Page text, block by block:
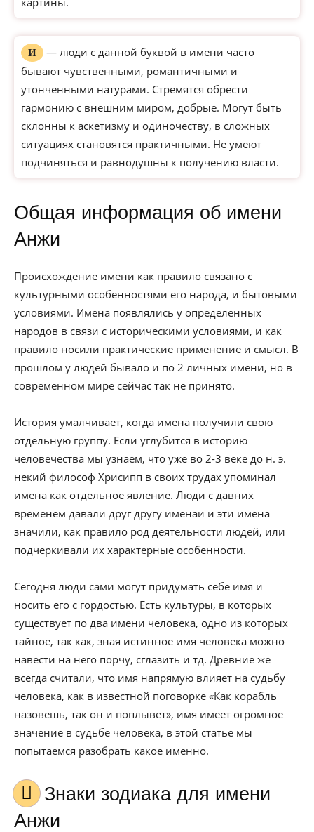
И
— люди с данной буквой в имени часто
бывают чувственными, романтичными и
утонченными натурами. Стремятся обрести
гармонию с внешним миром, добрые. Могут быть
склонны к аскетизму и одиночеству, в сложных
ситуациях становятся практичными. Не умеют
подчиняться и равнодушны к получению власти.
Общая информация об имени
Анжи
Происхождение имени как правило связано с
культурными особенностями его народа, и бытовыми
условиями. Имена появлялись у определенных
народов в связи с историческими условиями, и как
правило носили практические применение и смысл. В
прошлом у людей бывало и по 2 личных имени, но в
современном мире сейчас так не принято.
История умалчивает, когда имена получили свою
отдельную группу. Если углубится в историю
человечества мы узнаем, что уже во 2-3 веке до н. э.
некий философ Хрисипп в своих трудах упоминал
имена как отдельное явление. Люди с давних
временем давали друг другу именаи и эти имена
значили, как правило род деятельности людей, или
подчеркивали их характерные особенности.
Сегодня люди сами могут придумать себе имя и
носить его с гордостью. Есть культуры, в которых
существует по два имени человека, одно из которых
тайное, так как, зная истинное имя человека можно
навести на него порчу, сглазить и тд. Древние же
всегда считали, что имя напрямую влияет на судьбу
человека, как в известной поговорке «Как корабль
назовешь, так он и поплывет», имя имеет огромное
значение в судьбе человека, в этой статье мы
попытаемся разобрать какое именно.
Знаки зодиака для имени
Анжи